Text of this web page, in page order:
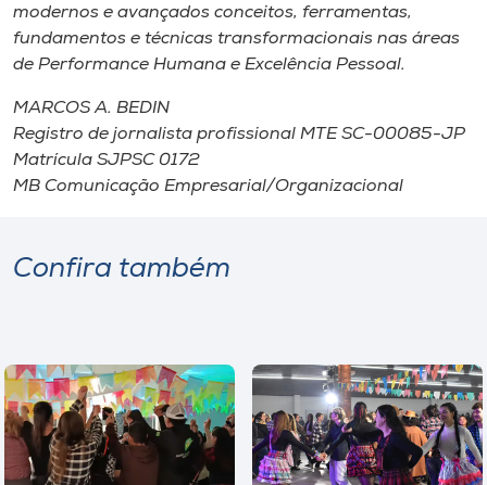
modernos e avançados conceitos, ferramentas,
fundamentos e técnicas transformacionais nas áreas
de Performance Humana e Excelência Pessoal.
MARCOS A. BEDIN
Registro de jornalista profissional MTE SC-00085-JP
Matrícula SJPSC 0172
MB Comunicação Empresarial/Organizacional
Confira também